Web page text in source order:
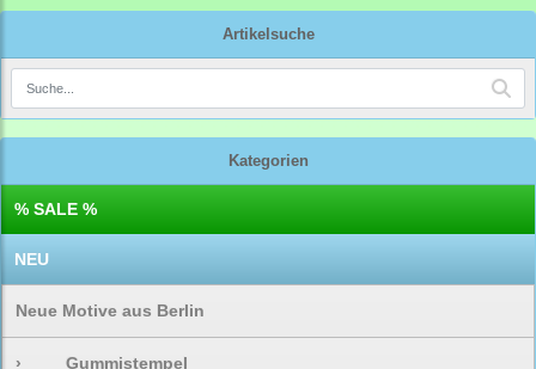
Artikelsuche
Kategorien
% SALE %
NEU
Neue Motive aus Berlin
› Gummistempel